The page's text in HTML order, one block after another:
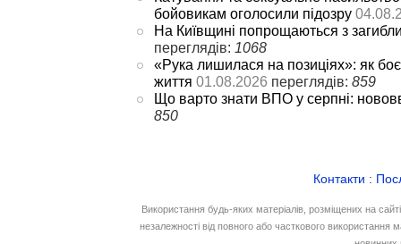
бойовикам оголосили підозру
На Київщині попрощаються з
переглядів: 1068
«Рука лишилася на позиціях»: як
життя 01.08.2026 переглядів: 859
Що варто знати ВПО у серпні:
850
Контакти :
Використання будь-яких матеріалів, розміщених на
незалежності від повного або часткового